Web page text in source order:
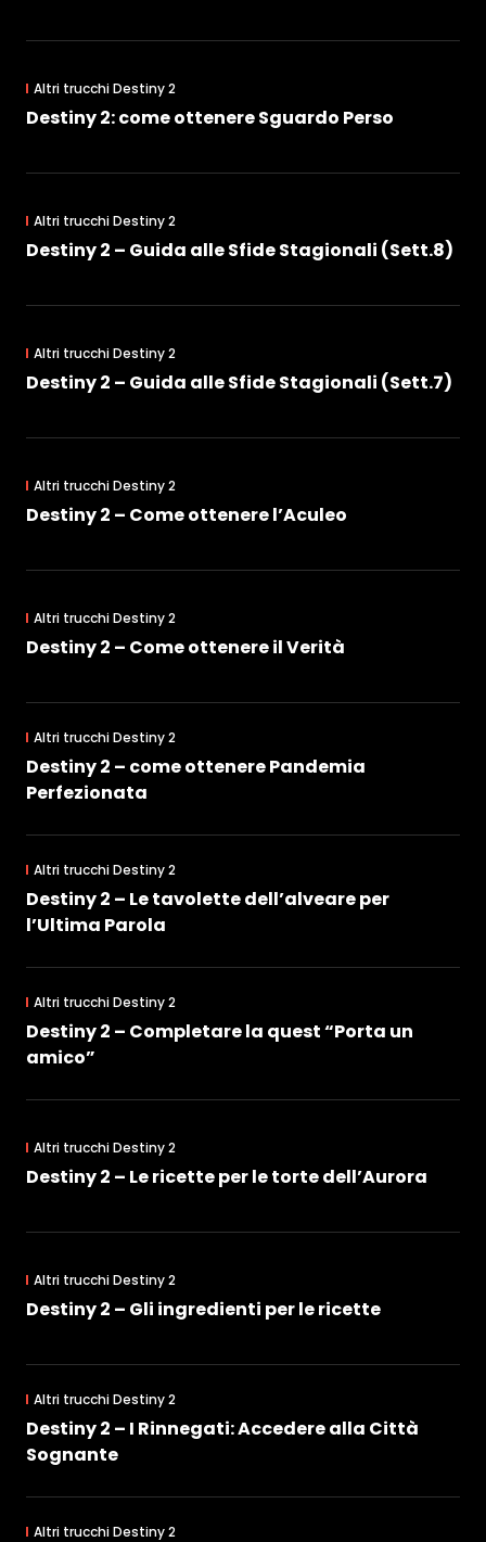
Altri trucchi Destiny 2
Destiny 2: come ottenere Sguardo Perso
Altri trucchi Destiny 2
Destiny 2 – Guida alle Sfide Stagionali (Sett.8)
Altri trucchi Destiny 2
Destiny 2 – Guida alle Sfide Stagionali (Sett.7)
Altri trucchi Destiny 2
Destiny 2 – Come ottenere l’Aculeo
Altri trucchi Destiny 2
Destiny 2 – Come ottenere il Verità
Altri trucchi Destiny 2
Destiny 2 – come ottenere Pandemia
Perfezionata
Altri trucchi Destiny 2
Destiny 2 – Le tavolette dell’alveare per
l’Ultima Parola
Altri trucchi Destiny 2
Destiny 2 – Completare la quest “Porta un
amico”
Altri trucchi Destiny 2
Destiny 2 – Le ricette per le torte dell’Aurora
Altri trucchi Destiny 2
Destiny 2 – Gli ingredienti per le ricette
Altri trucchi Destiny 2
Destiny 2 – I Rinnegati: Accedere alla Città
Sognante
Altri trucchi Destiny 2